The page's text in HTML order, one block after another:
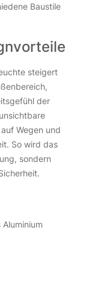
Baustile
steigert
der
Wegen und
So wird das
sondern